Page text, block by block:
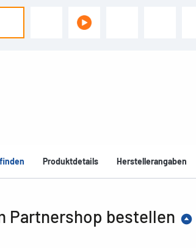
Produktdetails Herstellerangaben
Partnershop bestellen